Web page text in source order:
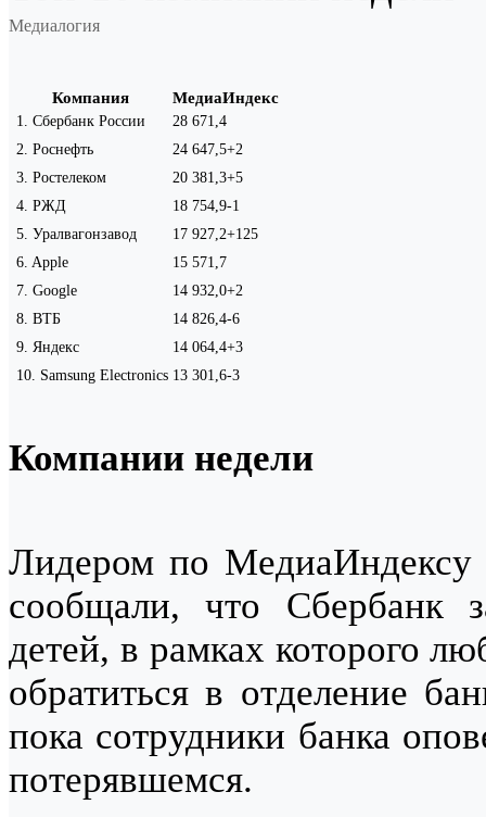
Медиалогия
Компания МедиаИндекс
1 Сбербанк России
28 671,4
2 Роснефть 24 647,5+2
3 Ростелеком 20 381,3+5
4 РЖД 18 754,9-1
5 Уралвагонзавод 17 927,2+125
6 Apple
15 571,7
7 Google 14 932,0+2
8 ВТБ 14 826,4-6
9 Яндекс 14 064,4+3
10 Samsung Electronics 13 301,6-3
Компании недели
Лидером по МедиаИндексу
сообщали, что Сбербанк
детей, в рамках которого
обратиться в отделение
пока сотрудники банка
потерявшемся.